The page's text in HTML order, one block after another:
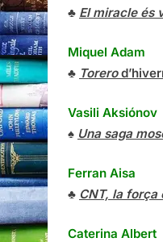
♣ El miracle és
Miquel Adam
♣ Torero
Vasili Aksiónov
♠ Una saga
Ferran Aisa
♣ CNT, la força
Caterina Albert